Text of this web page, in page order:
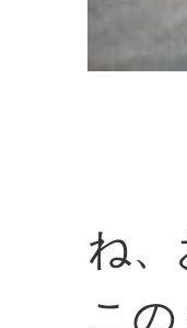
ね
こ